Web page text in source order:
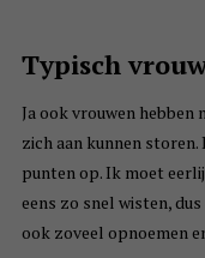
Typisch
Ja ook vrouwen
zich aan kunnen
punten op. Ik moet
eens zo snel wisten,
ook zoveel opnoemen